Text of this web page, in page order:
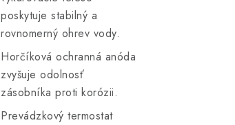
poskytuje stabilný a
rovnomerný ohrev vody.
Horčíková ochranná anóda
zvyšuje odolnosť
zásobníka proti korózii.
Prevádzkový termostat